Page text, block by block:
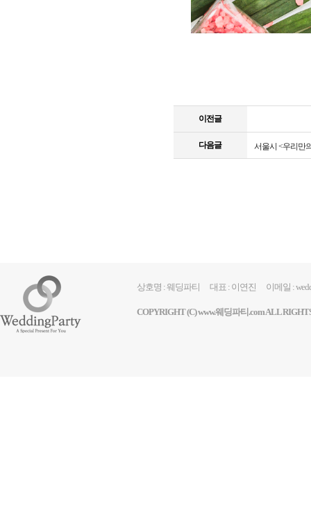
이전글
다음글 서울시 <우리만
상호명 : 웨딩파티 대표 : 이연진 이메일 :
COPYRIGHT (C)www.웨딩파티.comALL